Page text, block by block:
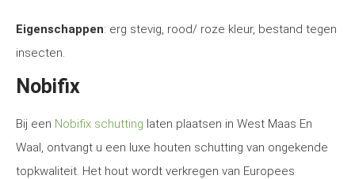
Eigenschappen: erg stevig, rood/ roze kleur, bestand tegen
insecten.
Nobifix
Bij een Nobifix schutting laten plaatsen in West Maas En
Waal, ontvangt u een luxe houten schutting van ongekende
topkwaliteit. Het hout wordt verkregen van Europees